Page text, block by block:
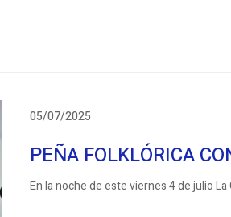
05/07/2025
PEÑA FOLKLÓRICA
En la noche de este viernes 4 de julio